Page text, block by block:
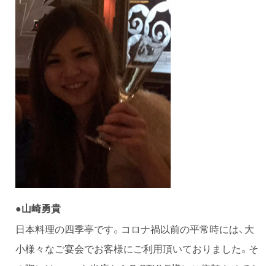
●山崎勇貴
日本料理の四季亭です。コロナ禍以前の平常時には、大
小様々なご宴会でお客様にご利用頂いておりました。そ